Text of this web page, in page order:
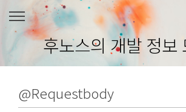
본문 바로가기
후노스의 개발 정보
@Requestbody